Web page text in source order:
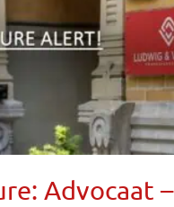
Advocaat –